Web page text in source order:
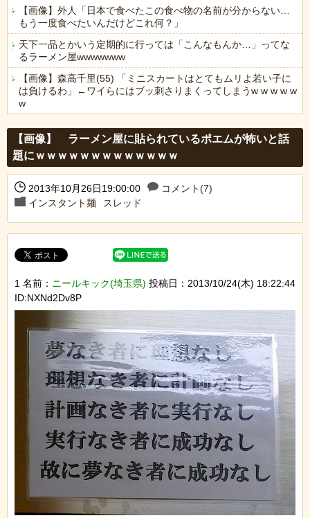
【画像】外人「日本で食べたこの食べ物の名前が分からない…
もう一度食べたいんだけどこれ何？」
天下一品とかいう定期的に行っては「こんなもんか…」ってな
るラーメン屋wwwwwww
【画像】森高千里(55) 「ミニスカートはとてもムリよ若い子に
は負けるわ」←ワイらにはブッ刺さりまくってしまうw w w w w
w
【画像】 ラーメン屋に貼られているポエムが怖いと話
題にｗｗｗｗｗｗｗｗｗｗｗｗｗ
2013年10月26日19:00:00
コメント(7)
インスタント麺
スレッド
1 名前： ニールキック(埼玉県) 投稿日：2013/10/24(木) 18:22:44
ID:NXNd2Dv8P